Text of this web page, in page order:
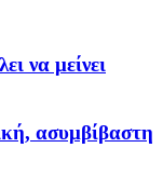
να μείνει
ασυμβίβαστη